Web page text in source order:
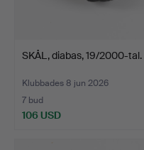
SKÅL, diabas, 19/2000-tal.
Klubbades 8 jun 2026
7 bud
106 USD